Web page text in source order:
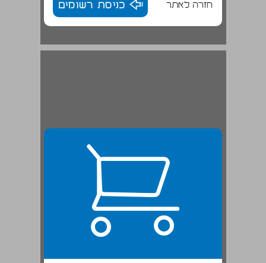
חזרה לאתר כניסת רשומים